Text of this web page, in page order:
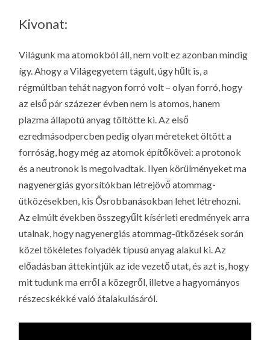
Kivonat:
Világunk ma atomokból áll, nem volt ez azonban mindig
így. Ahogy a Világegyetem tágult, úgy hűlt is, a
régmúltban tehát nagyon forró volt – olyan forró, hogy
az első pár százezer évben nem is atomos, hanem
plazma állapotú anyag töltötte ki. Az első
ezredmásodpercben pedig olyan méreteket öltött a
forróság, hogy még az atomok építőkövei: a protonok
és a neutronok is megolvadtak. Ilyen körülményeket ma
nagyenergiás gyorsítókban létrejövő atommag-
ütközésekben, kis Ősrobbanásokban lehet létrehozni.
Az elmúlt években összegyűlt kísérleti eredmények arra
utalnak, hogy nagyenergiás atommag-ütközések során
közel tökéletes folyadék típusú anyag alakul ki. Az
előadásban áttekintjük az ide vezető utat, és azt is, hogy
mit tudunk ma erről a közegről, illetve a hagyományos
részecskékké való átalakulásáról.